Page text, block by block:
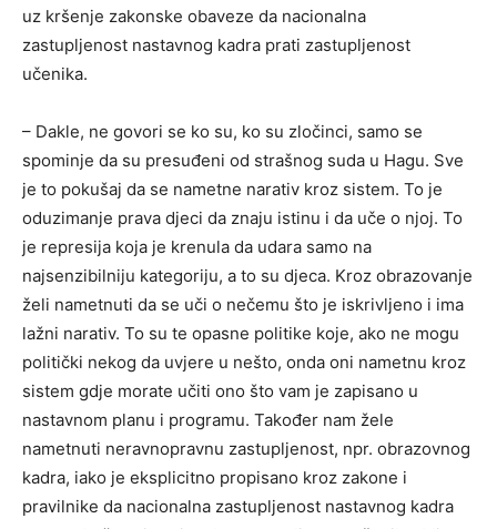
uz kršenje zakonske obaveze da nacionalna
zastupljenost nastavnog kadra prati zastupljenost
učenika.
– Dakle, ne govori se ko su, ko su zločinci, samo se
spominje da su presuđeni od strašnog suda u Hagu. Sve
je to pokušaj da se nametne narativ kroz sistem. To je
oduzimanje prava djeci da znaju istinu i da uče o njoj. To
je represija koja je krenula da udara samo na
najsenzibilniju kategoriju, a to su djeca. Kroz obrazovanje
želi nametnuti da se uči o nečemu što je iskrivljeno i ima
lažni narativ. To su te opasne politike koje, ako ne mogu
politički nekog da uvjere u nešto, onda oni nametnu kroz
sistem gdje morate učiti ono što vam je zapisano u
nastavnom planu i programu. Također nam žele
nametnuti neravnopravnu zastupljenost, npr. obrazovnog
kadra, iako je eksplicitno propisano kroz zakone i
pravilnike da nacionalna zastupljenost nastavnog kadra